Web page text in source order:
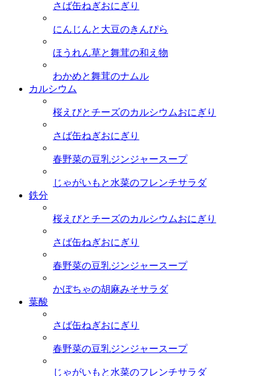
さば缶ねぎおにぎり
にんじんと大豆のきんぴら
ほうれん草と舞茸の和え物
わかめと舞茸のナムル
カルシウム
桜えびとチーズのカルシウムおにぎり
さば缶ねぎおにぎり
春野菜の豆乳ジンジャースープ
じゃがいもと水菜のフレンチサラダ
鉄分
桜えびとチーズのカルシウムおにぎり
さば缶ねぎおにぎり
春野菜の豆乳ジンジャースープ
かぼちゃの胡麻みそサラダ
葉酸
さば缶ねぎおにぎり
春野菜の豆乳ジンジャースープ
じゃがいもと水菜のフレンチサラダ